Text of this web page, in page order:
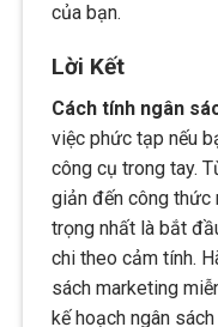
của bạn.
Lời Kết
Cách tính ngân
việc phức tạp nếu
công cụ trong tay.
giản đến công
trọng nhất là bắt
chi theo cảm tính.
sách marketing
kế hoạch ngân